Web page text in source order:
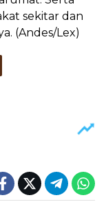
sekitar dan
(Andes/Lex)